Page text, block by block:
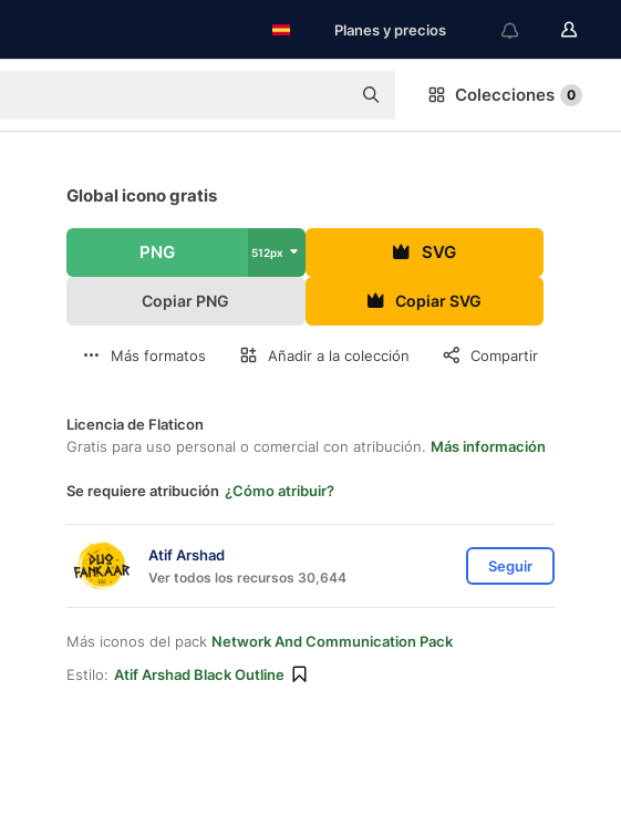
Planes y precios
Colecciones 0
Global icono gratis
PNG 512px SVG
Copiar PNG Copiar SVG
Más formatos Añadir a la colección Compartir
Licencia de Flaticon
Gratis para uso personal o comercial con atribución. Más información
Se requiere atribución ¿Cómo atribuir?
Atif Arshad
Ver todos los recursos 30,644
Seguir
Más iconos del pack Network And Communication Pack
Estilo: Atif Arshad Black Outline